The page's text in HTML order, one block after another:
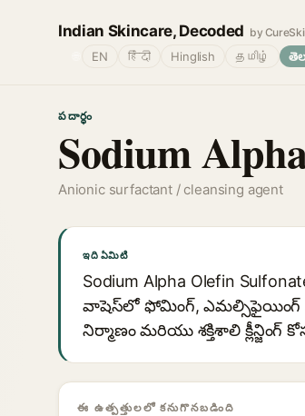
Indian Skincare, Decoded by
EN हिंदी Hinglish தமிழ்
పదార్థం
Sodium
Anionic surfactant / cleansing agent
ఇది ఏమిటి
Sodium Alpha Olefin
వాషెస్‌లో ఫోమింగ్, ఎమల్సిఫైయింగ్
నిర్మాణం మరియు శక్తిశాలి
ఈ ఉత్పత్తులలో కనుగొనబడింది